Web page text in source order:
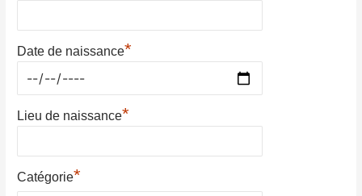
Date de naissance*
Lieu de naissance*
Catégorie*